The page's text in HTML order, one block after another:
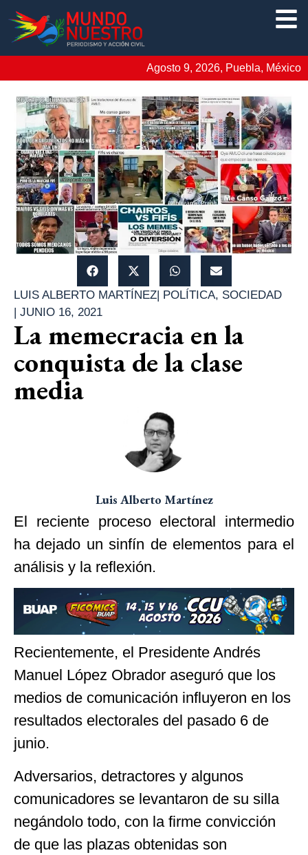
Agosto 9, 2026, Puebla, México
LUIS ALBERTO MARTÍNEZ| POLÍTICA, SOCIEDAD
| JUNIO 16, 2021
La memecracia en la
conquista de la clase
media
Luis Alberto Martínez
El reciente proceso electoral intermedio
ha dejado un sinfín de elementos para el
análisis y la reflexión.
Recientemente, el Presidente Andrés
Manuel López Obrador aseguró que los
medios de comunicación influyeron en los
resultados electorales del pasado 6 de
junio.
Adversarios, detractores y algunos
comunicadores se levantaron de su silla
negándolo todo, con la firme convicción
de que las plazas obtenidas son